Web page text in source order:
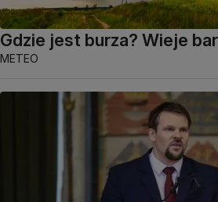
Gdzie jest burza? Wieje
METEO